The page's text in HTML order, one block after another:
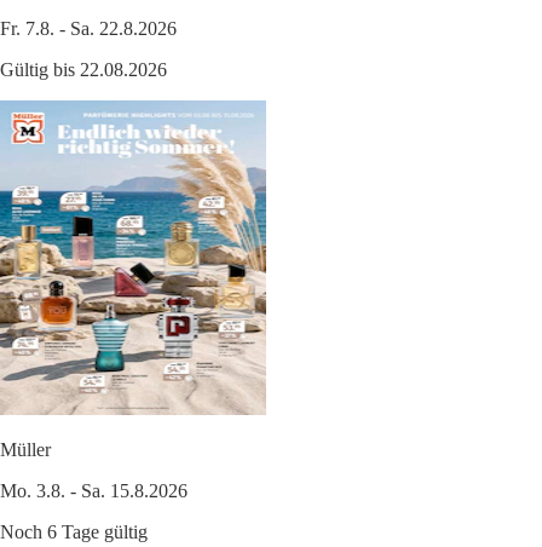
Fr. 7.8. - Sa. 22.8.2026
Gültig bis 22.08.2026
Müller
Mo. 3.8. - Sa. 15.8.2026
Noch 6 Tage gültig